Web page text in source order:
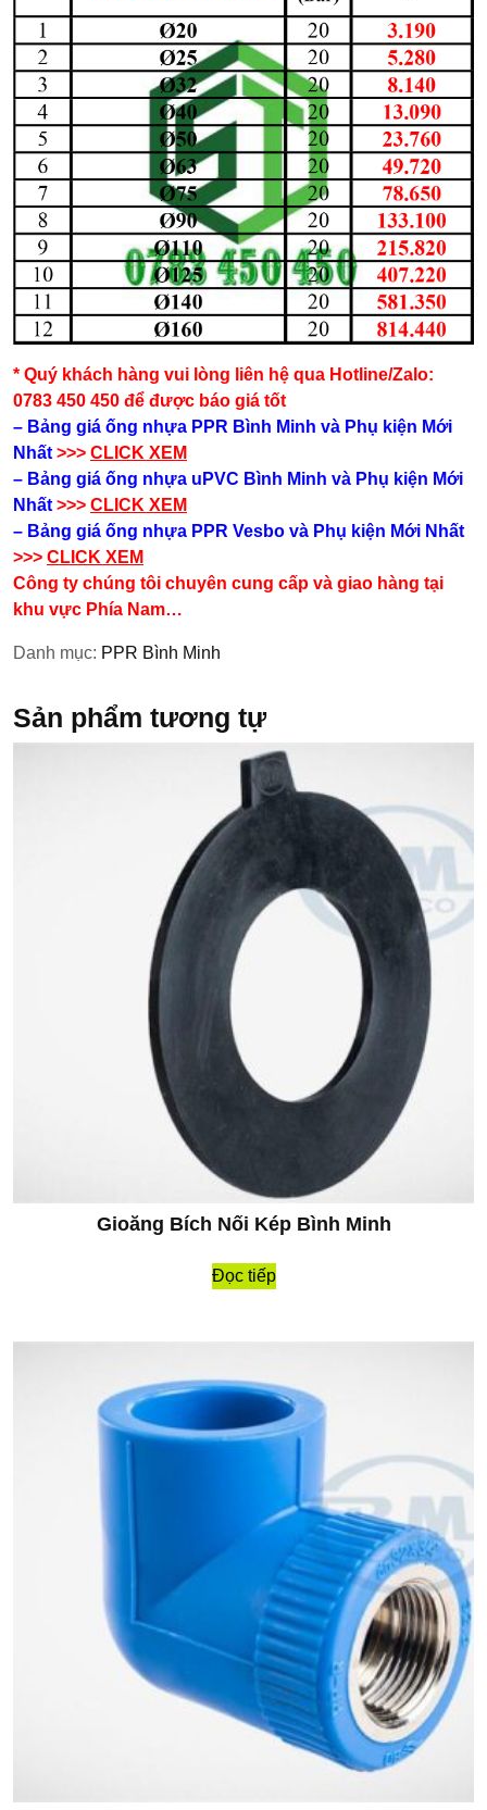
* Quý khách hàng vui lòng liên hệ qua Hotline/Zalo:
0783 450 450 để được báo giá tốt
– Bảng giá ống nhựa PPR Bình Minh và Phụ kiện​ Mới
Nhất >>> CLICK XEM
– Bảng giá ống nhựa uPVC Bình Minh và Phụ kiện​ Mới
Nhất >>> CLICK XEM
– Bảng giá ống nhựa PPR Vesbo và Phụ kiện​ Mới Nhất
>>> CLICK XEM
Công ty chúng tôi chuyên cung cấp và giao hàng tại
khu vực Phía Nam…
Danh mục: PPR Bình Minh
Sản phẩm tương tự
Gioăng Bích Nối Kép Bình Minh
Đọc tiếp